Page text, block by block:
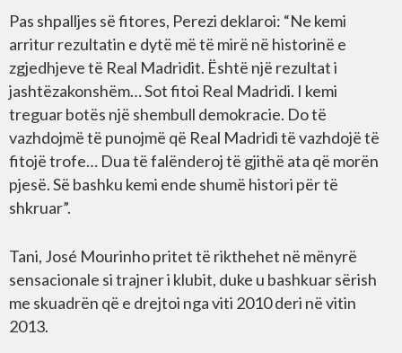
Pas shpalljes së fitores, Perezi deklaroi: “Ne kemi
arritur rezultatin e dytë më të mirë në historinë e
zgjedhjeve të Real Madridit. Është një rezultat i
jashtëzakonshëm… Sot fitoi Real Madridi. I kemi
treguar botës një shembull demokracie. Do të
vazhdojmë të punojmë që Real Madridi të vazhdojë të
fitojë trofe… Dua të falënderoj të gjithë ata që morën
pjesë. Së bashku kemi ende shumë histori për të
shkruar”.
Tani, José Mourinho pritet të rikthehet në mënyrë
sensacionale si trajner i klubit, duke u bashkuar sërish
me skuadrën që e drejtoi nga viti 2010 deri në vitin
2013.